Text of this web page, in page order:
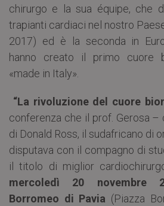
chirurgo e la sua équipe, che
trapianti cardiaci nel nostro
2017) ed è la seconda in
hanno creato il primo cuore
«made in Italy».
“La rivoluzione del cuore
conferenza che il prof. Gerosa
di Donald Ross, il sudafricano di
disputava con il compagno di
il titolo di miglior
mercoledì 20 novembre
Borromeo di Pavia (Piazza